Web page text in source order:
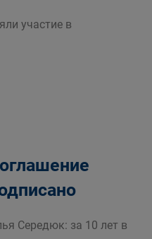
участие в
Середюк: за 10 лет в